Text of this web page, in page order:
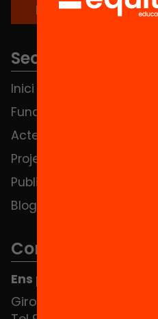
Seccions
Inici
Fundació
Actes
Projectes
Publicacions i vídeos
Blog
Contacte
Ens pots trobar al Hub
Girona 34, interior 08010